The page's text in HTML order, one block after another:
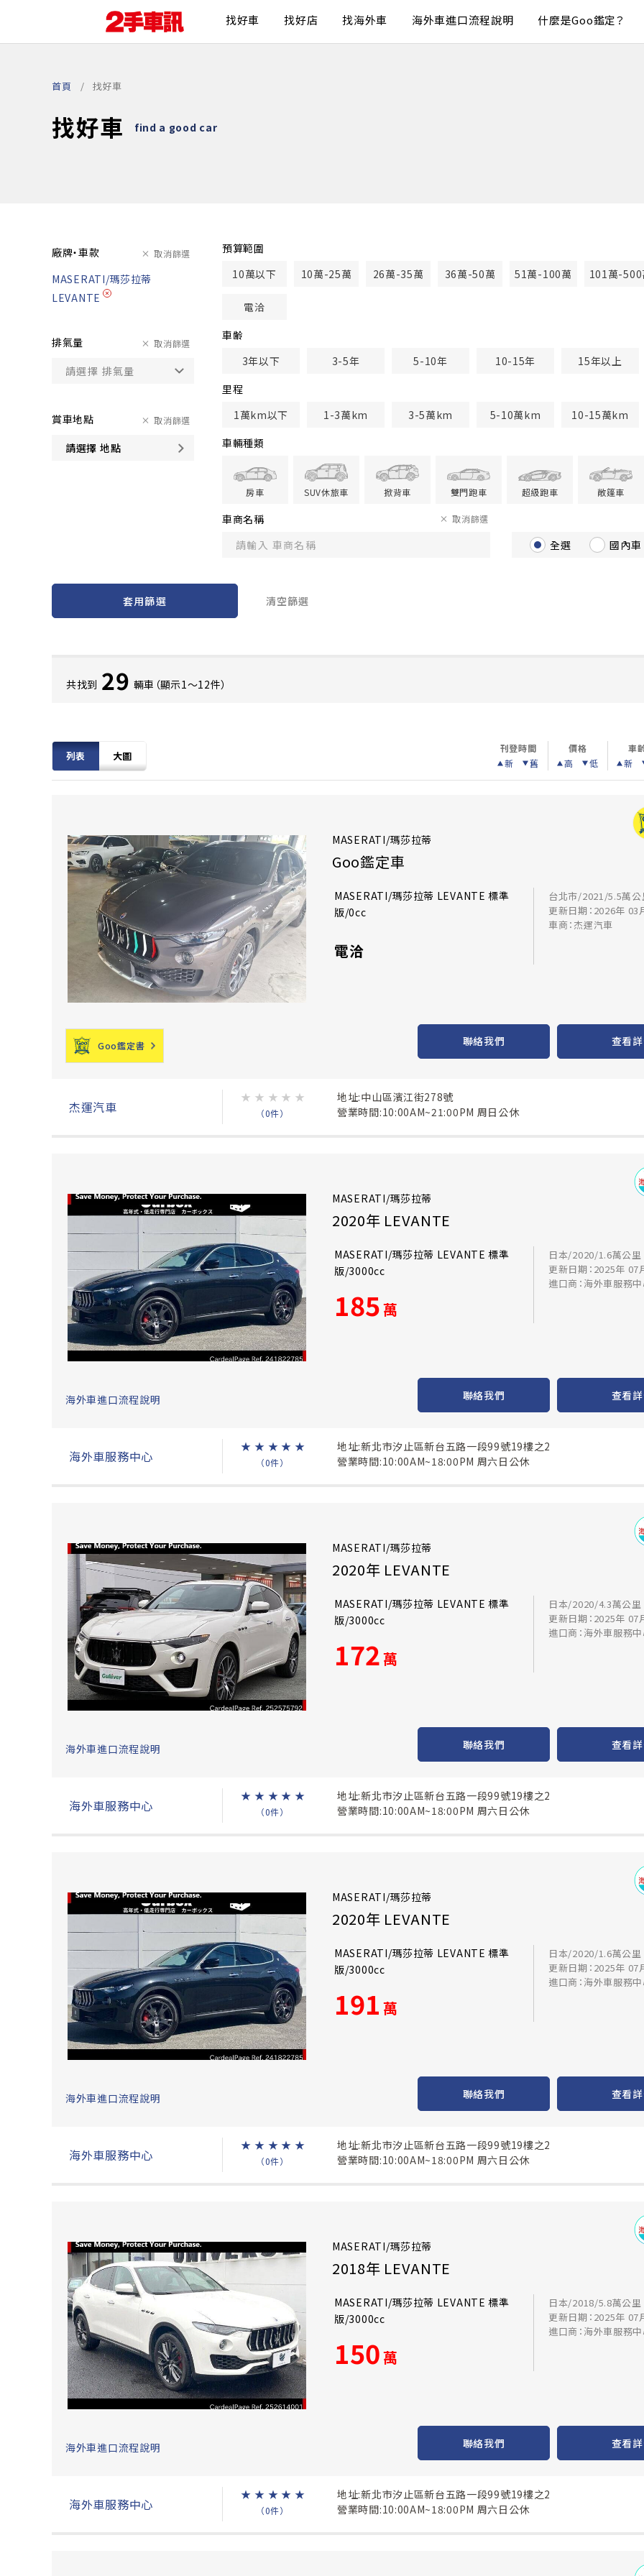
找好車 找好店 找海外車 海外車進口流程說明 什麼是Goo鑑定？
首頁 找好車
找好車 find a good car
廠牌・車款 取消篩選
MASERATI/瑪莎拉蒂
LEVANTE
排氣量 取消篩選
賞車地點
請選擇 地點
取消篩選
預算範圍
10萬以下
10萬-25萬 26萬-35萬 36萬-50萬 51萬-100萬 101萬-500
電洽
車齢
3年以下
3-5年 5-10年 10-15年
15年以上
里程
1萬km以下
1-3萬km 3-5萬km 5-10萬km
10-15萬km
車輛種類
房車 SUV休旅車 掀背車 雙門跑車 超級跑車 敞篷車
車商名稱 取消篩選
全選 國內車
套用篩選 清空篩選
共找到 29 輛車（顯示1〜12件）
列表 大圖
刊登時間
新
舊
價格
高
低
車
新
MASERATI/瑪莎拉蒂
Goo鑑定車
MASERATI/瑪莎拉蒂 LEVANTE 標準
版/0cc
電洽
台北市/2021/5.5萬公
更新日期：2026年 03
車商：杰運汽車
Goo鑑定書 聯絡我們 查看
杰運汽車
★ ★ ★ ★ ★
（0件）
地址:中山區濱江街278號
營業時間:10:00AM~21:00PM 周日公休
MASERATI/瑪莎拉蒂
2020年 LEVANTE
MASERATI/瑪莎拉蒂 LEVANTE 標準
版/3000cc
185萬
日本/2020/1.6萬公里
更新日期：2025年 07
進口商：海外車服務
海外車進口流程說明 聯絡我們 查看
海外車服務中心
★ ★ ★ ★ ★
（0件）
地址:新北市汐止區新台五路一段99號19樓之2
營業時間:10:00AM~18:00PM 周六日公休
MASERATI/瑪莎拉蒂
2020年 LEVANTE
MASERATI/瑪莎拉蒂 LEVANTE 標準
版/3000cc
172萬
日本/2020/4.3萬公里
更新日期：2025年 07
進口商：海外車服務
海外車進口流程說明 聯絡我們 查看
海外車服務中心
★ ★ ★ ★ ★
（0件）
地址:新北市汐止區新台五路一段99號19樓之2
營業時間:10:00AM~18:00PM 周六日公休
MASERATI/瑪莎拉蒂
2020年 LEVANTE
MASERATI/瑪莎拉蒂 LEVANTE 標準
版/3000cc
191 萬
日本/2020/1.6萬公里
更新日期：2025年 07
進口商：海外車服務
海外車進口流程說明 聯絡我們 查看
海外車服務中心
★ ★ ★ ★ ★
（0件）
地址:新北市汐止區新台五路一段99號19樓之2
營業時間:10:00AM~18:00PM 周六日公休
MASERATI/瑪莎拉蒂
2018年 LEVANTE
MASERATI/瑪莎拉蒂 LEVANTE 標準
版/3000cc
150萬
日本/2018/5.8萬公里
更新日期：2025年 07
進口商：海外車服務
海外車進口流程說明 聯絡我們 查看
海外車服務中心
★ ★ ★ ★ ★
（0件）
地址:新北市汐止區新台五路一段99號19樓之2
營業時間:10:00AM~18:00PM 周六日公休